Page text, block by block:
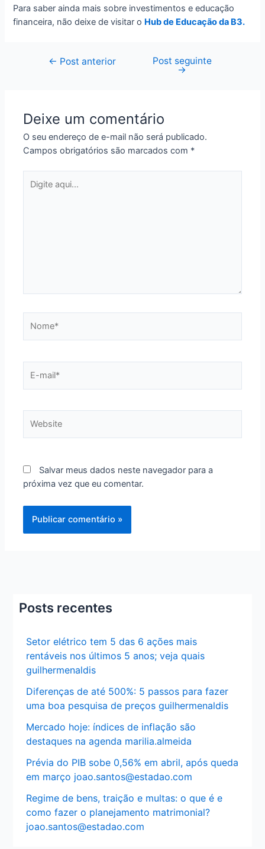
Para saber ainda mais sobre investimentos e educação
financeira, não deixe de visitar o Hub de Educação da B3.
Navegação
← Post anterior Post seguinte
→
Deixe um comentário
O seu endereço de e-mail não será publicado.
Campos obrigatórios são marcados com *
aqui...
mail*
Salvar meus dados neste navegador para a
próxima vez que eu comentar.
Posts recentes
Setor elétrico tem 5 das 6 ações mais
rentáveis nos últimos 5 anos; veja quais
guilhermenaldis
Diferenças de até 500%: 5 passos para fazer
uma boa pesquisa de preços guilhermenaldis
Mercado hoje: índices de inflação são
destaques na agenda marilia.almeida
Prévia do PIB sobe 0,56% em abril, após queda
em março joao.santos@estadao.com
Regime de bens, traição e multas: o que é e
como fazer o planejamento matrimonial?
joao.santos@estadao.com